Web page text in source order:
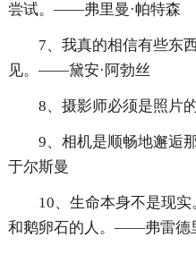
尝试。——弗里曼·帕特森
7、我真的相信有些东
见。——黛安·阿勃丝
8、摄影师必须是照片
9、相机是顺畅地邂逅
于尔斯曼
10、生命本身不是现
和鹅卵石的人。——弗雷德